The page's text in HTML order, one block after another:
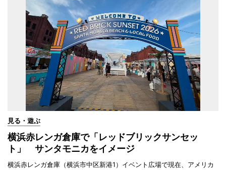
見る・遊ぶ
横浜赤レンガ倉庫で「レッドブリックサンセッ
ト」 サンタモニカをイメージ
横浜赤レンガ倉庫（横浜市中区新港1）イベント広場で現在、アメリカ